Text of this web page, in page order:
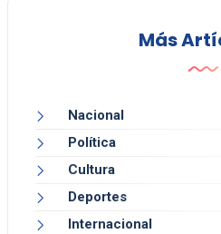
Más
Nacional
Política
Cultura
Deportes
Internacional